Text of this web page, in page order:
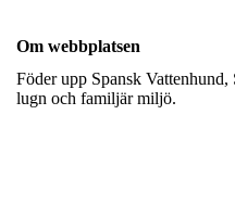
Om webbplatsen
Föder upp Spansk
lugn och familjär miljö.